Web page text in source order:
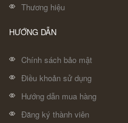
Thương hiệu
HƯỚNG DẪN
Chính sách bảo mật
Điều khoản sử dụng
Hướng dẫn mua hàng
Đăng ký thành viên